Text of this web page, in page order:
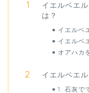
イエルベエ
は？
イエルベ
イエルベ
オアハカ
イエルベエ
1. 石灰で